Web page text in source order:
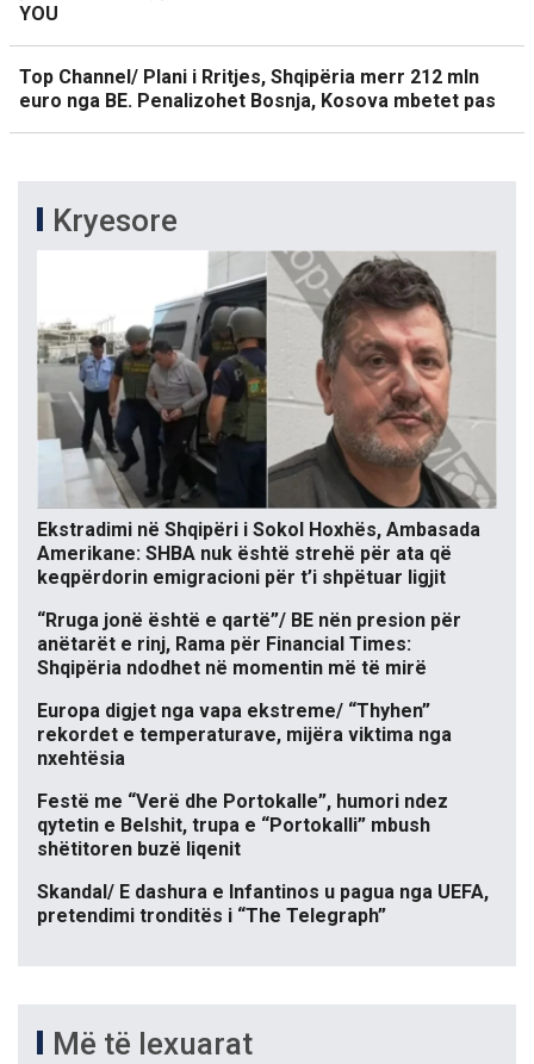
YOU
Top Channel/ Plani i Rritjes, Shqipëria merr 212 mln
euro nga BE. Penalizohet Bosnja, Kosova mbetet pas
Kryesore
Ekstradimi në Shqipëri i Sokol Hoxhës, Ambasada
Amerikane: SHBA nuk është strehë për ata që
keqpërdorin emigracioni për t’i shpëtuar ligjit
“Rruga jonë është e qartë”/ BE nën presion për
anëtarët e rinj, Rama për Financial Times:
Shqipëria ndodhet në momentin më të mirë
Europa digjet nga vapa ekstreme/ “Thyhen”
rekordet e temperaturave, mijëra viktima nga
nxehtësia
Festë me “Verë dhe Portokalle”, humori ndez
qytetin e Belshit, trupa e “Portokalli” mbush
shëtitoren buzë liqenit
Skandal/ E dashura e Infantinos u pagua nga UEFA,
pretendimi tronditës i “The Telegraph”
Më të lexuarat